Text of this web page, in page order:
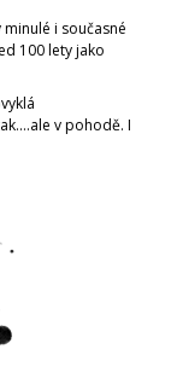
i současné
100 lety jako
v pohodě. I